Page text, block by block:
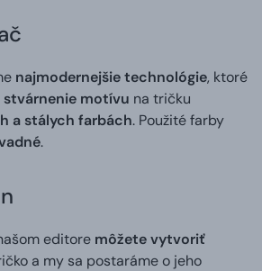
najmodernejšie technológie, ktoré
motívu na tričku
a stálych farbách. Použité farby
.
editore môžete vytvoriť
a my sa postaráme o jeho